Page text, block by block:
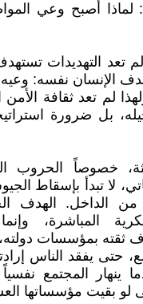
لماذا أصبح وعي
تعد التهديدات
الإنسان نفسه: وعيه،
لم تعد ثقافة الأمن
بل ضرورة
خصوصاً الحروب
لا تبدأ بإسقاط
من الداخل. الهدف
المباشرة،
ثقته بمؤسسات
حتى يفقد الناس
ينهار المجتمع
لو بقيت مؤسساتها